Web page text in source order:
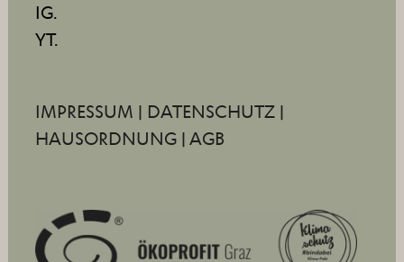
IG.
YT.
IMPRESSUM | DATENSCHUTZ |
HAUSORDNUNG | AGB